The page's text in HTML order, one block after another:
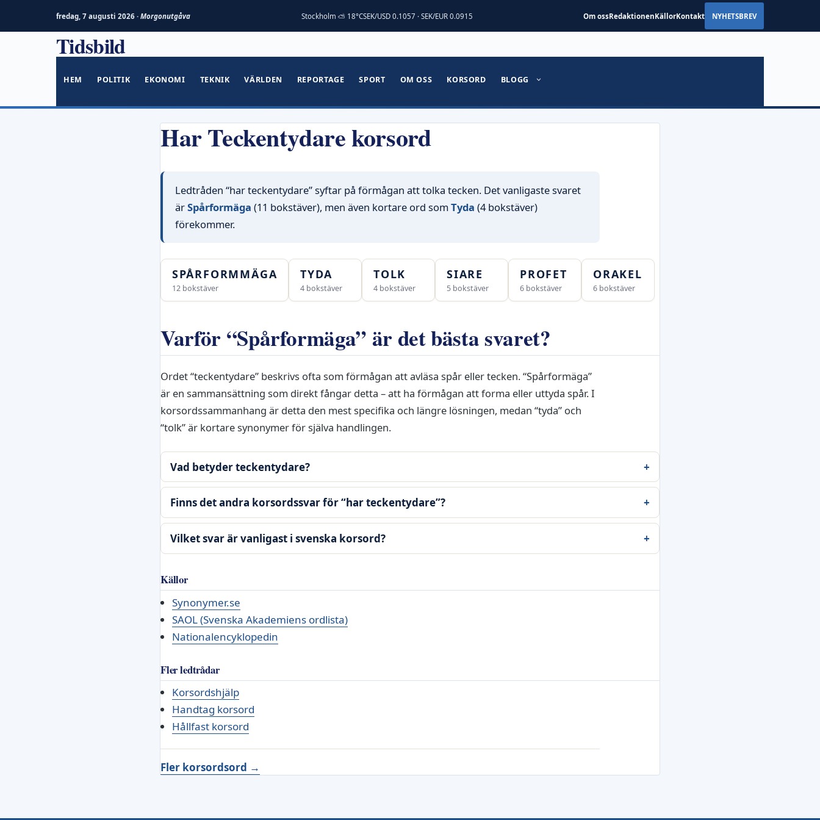
fredag, 7 augusti 2026 · Morgonutgåva Stockholm ⛅ 18°CSEK/USD 0.1057 · SEK/EUR 0.0915 Om ossRedaktionenKällorKontakt NYHETSBREV
Tidsbild
HEM POLITIK EKONOMI TEKNIK VÄRLDEN REPORTAGE SPORT OM OSS KORSORD BLOGG
Har Teckentydare korsord
Ledtråden “har teckentydare” syftar på förmågan att tolka tecken. Det vanligaste svaret
ärSpårformäga (11 bokstäver), men även kortare ord som Tyda (4 bokstäver)
förekommer.
SPÅRFORMMÄGA
12 bokstäver
TYDA
4 bokstäver
TOLK
4 bokstäver
SIARE
5 bokstäver
PROFET
6 bokstäver
ORAKEL
6 bokstäver
Varför “Spårformäga” är det bästa svaret?
Ordet “teckentydare” beskrivs ofta som förmågan att avläsa spår eller tecken. “Spårformäga”
är en sammansättning som direkt fångar detta – att ha förmågan att forma eller uttyda spår. I
korsordssammanhang är detta den mest specifika och längre lösningen, medan “tyda” och
“tolk” är kortare synonymer för själva handlingen.
Vad betyder teckentydare?
Finns det andra korsordssvar för “har teckentydare”?
Vilket svar är vanligast i svenska korsord?
Källor
Synonymer.se
SAOL (Svenska Akademiens ordlista)
Nationalencyklopedin
Fler ledtrådar
Korsordshjälp
Handtag korsord
Hållfast korsord
Fler korsordsord →